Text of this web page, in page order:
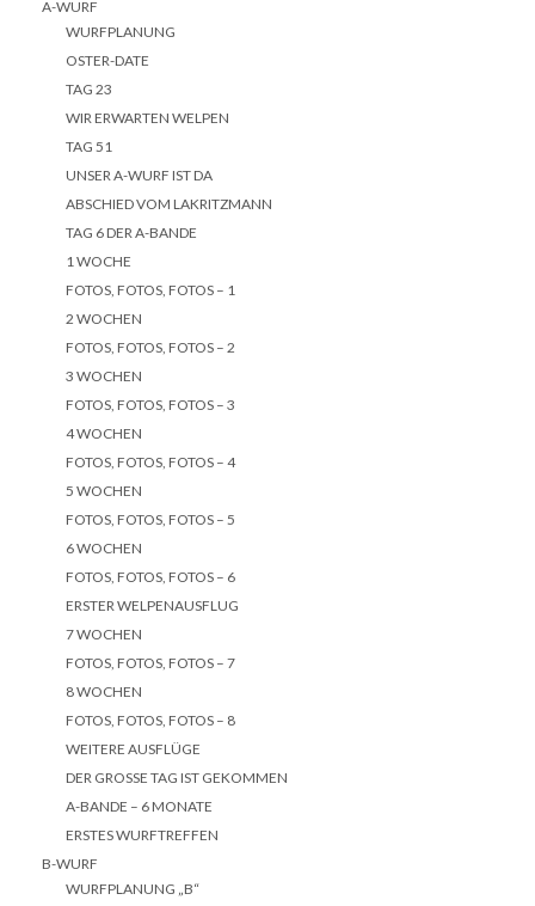
A-WURF
WURFPLANUNG
OSTER-DATE
TAG 23
WIR ERWARTEN WELPEN
TAG 51
UNSER A-WURF IST DA
ABSCHIED VOM LAKRITZMANN
TAG 6 DER A-BANDE
1 WOCHE
FOTOS, FOTOS, FOTOS – 1
2 WOCHEN
FOTOS, FOTOS, FOTOS – 2
3 WOCHEN
FOTOS, FOTOS, FOTOS – 3
4 WOCHEN
FOTOS, FOTOS, FOTOS – 4
5 WOCHEN
FOTOS, FOTOS, FOTOS – 5
6 WOCHEN
FOTOS, FOTOS, FOTOS – 6
ERSTER WELPENAUSFLUG
7 WOCHEN
FOTOS, FOTOS, FOTOS – 7
8 WOCHEN
FOTOS, FOTOS, FOTOS – 8
WEITERE AUSFLÜGE
DER GROSSE TAG IST GEKOMMEN
A-BANDE – 6 MONATE
ERSTES WURFTREFFEN
B-WURF
WURFPLANUNG „B“